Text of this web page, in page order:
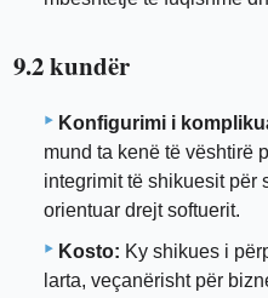
9.2 kundër
Konfigurimi i
mund ta kenë të vështirë
integrimit të shikuesit për
orientuar drejt softuerit.
Kosto: Ky shikues i
larta, veçanërisht për